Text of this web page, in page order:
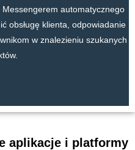
automatycznego
obsługę klienta, odpowiadanie
w znalezieniu szukanych
aplikacje i platformy